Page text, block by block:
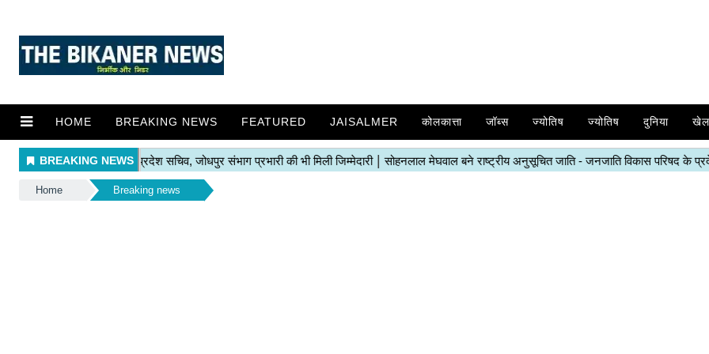
HOME BREAKING NEWS FEATURED JAISALMER कोलकात्ता जॉब्स ज्योतिष ज्योतिष दुनिया खेल
Home Breaking news